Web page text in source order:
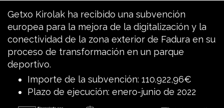
Getxo Kirolak ha recibido una subvención
europea para la mejora de la digitalización y la
conectividad de la zona exterior de Fadura en su
proceso de transformación en un parque
deportivo.
Importe de la subvención: 110.922,96€
Plazo de ejecución: enero-junio de 2022